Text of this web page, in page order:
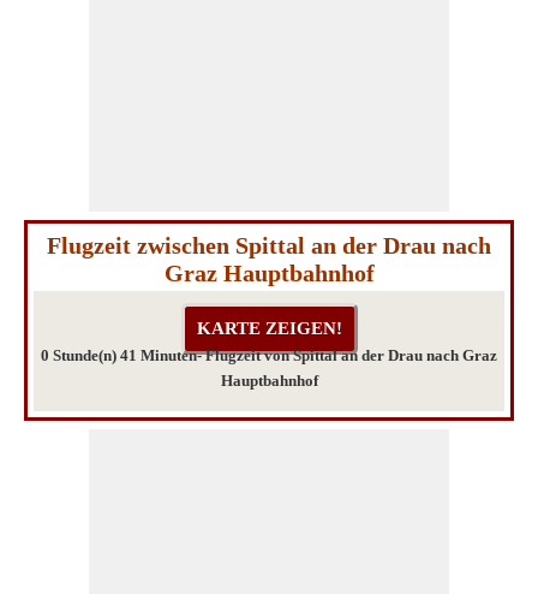
Flugzeit zwischen Spittal an der Drau nach
Graz Hauptbahnhof
0 Stunde(n) 41 Minuten- Flugzeit von Spittal an der Drau nach Graz
Hauptbahnhof